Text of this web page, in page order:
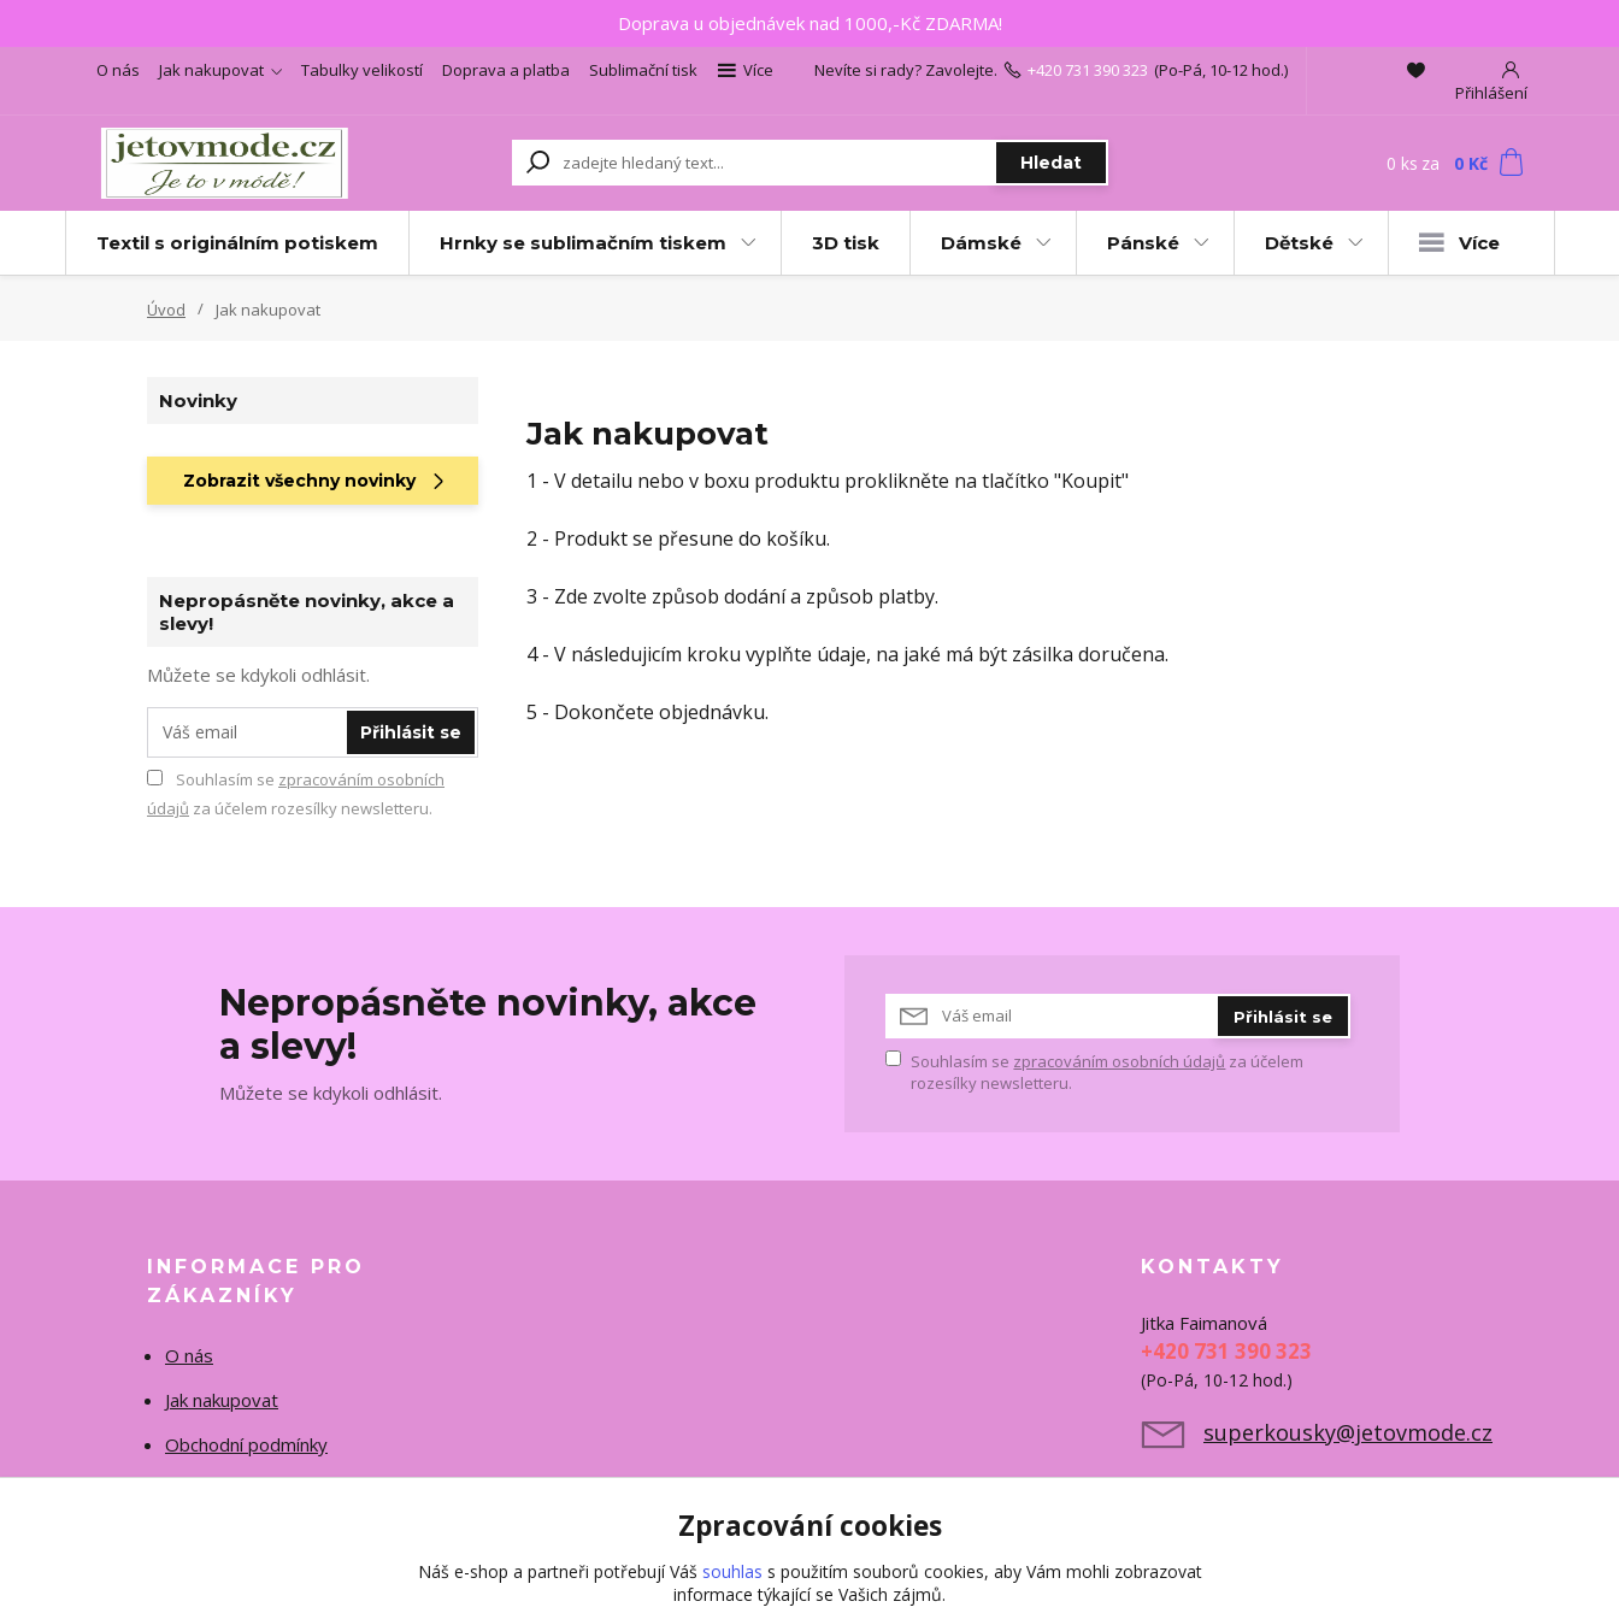
Doprava u objednávek nad 1000,-Kč ZDARMA!
O nás Jak nakupovat Tabulky velikostí Doprava a platba Sublimační tisk
Více
Přihlášení
Hledat
Nevíte si rady? Zavolejte. +420 731 390 323 (Po-Pá, 10-12 hod.)
0 ks za 0 Kč
Textil s originálním potiskem Hrnky se sublimačním tiskem 3D tisk Dámské Pánské Dětské Více
Úvod Jak nakupovat
Novinky
Zobrazit všechny novinky
Nepropásněte novinky, akce a
slevy!
Můžete se kdykoli odhlásit.
Přihlásit se
Souhlasím se zpracováním osobních
údajů za účelem rozesílky newsletteru.
Jak nakupovat
1 - V detailu nebo v boxu produktu proklikněte na tlačítko "Koupit"
2 - Produkt se přesune do košíku.
3 - Zde zvolte způsob dodání a způsob platby.
4 - V následujicím kroku vyplňte údaje, na jaké má být zásilka doručena.
5 - Dokončete objednávku.
Nepropásněte novinky, akce
a slevy!
Můžete se kdykoli odhlásit.
Přihlásit se
Souhlasím se zpracováním osobních údajů za účelem
rozesílky newsletteru.
INFORMACE PRO
ZÁKAZNÍKY
O nás
Jak nakupovat
Obchodní podmínky
KONTAKTY
Jitka Faimanová
+420 731 390 323
(Po-Pá, 10-12 hod.)
superkousky@jetovmode.cz
Zpracování cookies
Náš e-shop a partneři potřebují Váš souhlas s použitím souborů cookies, aby Vám mohli zobrazovat
informace týkající se Vašich zájmů.